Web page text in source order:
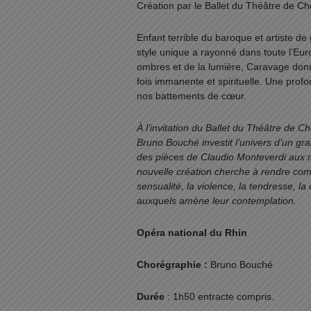
Création par le Ballet du Théâtre de
Enfant terrible du baroque et artiste de
style unique a rayonné dans toute
ombres et de la lumière, Caravage
fois immanente et spirituelle. Une
nos battements de cœur.
À l’invitation du Ballet du Théâtre de
Bruno Bouché investit l’univers d’un
des pièces de Claudio Monteverdi aux
nouvelle création cherche à rendre
sensualité, la violence, la tendresse, la
auxquels amène leur contemplation.
Opéra national du Rhin
Chorégraphie : Bruno Bouché
Durée : 1h50 entracte compris.